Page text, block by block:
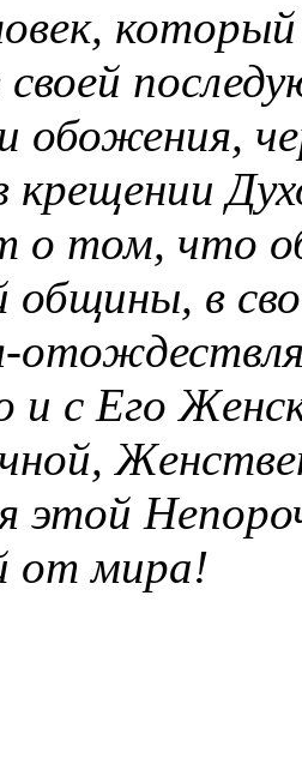
своей
обожения,
крещении
о том, что
общины, в
и с Его
этой
от мира!